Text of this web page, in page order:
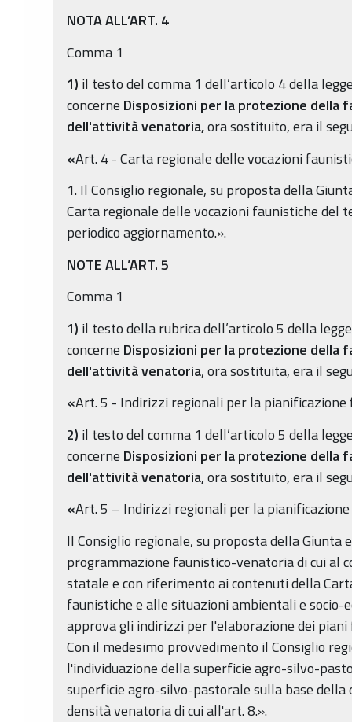
NOTA ALL’ART. 4
Comma 1
1) il testo del comma 1 dell’articolo 4 della
concerne Disposizioni per la protezione della
dell'attività venatoria,ora sostituito, era il
«Art. 4 - Carta regionale delle vocazioni
1. Il Consiglio regionale, su proposta della
Carta regionale delle vocazioni faunistiche del
periodico aggiornamento.».
NOTE ALL’ART. 5
Comma 1
1) il testo della rubrica dell’articolo 5 della
concerne Disposizioni per la protezione della
dell'attività venatoria, ora sostituita, era il
«Art. 5 - Indirizzi regionali per la
2) il testo del comma 1 dell’articolo 5 della
concerne Disposizioni per la protezione della
dell'attività venatoria,ora sostituito, era il
«Art. 5 – Indirizzi regionali per la
Il Consiglio regionale, su proposta della Giunta
programmazione faunistico-venatoria di cui al
statale e con riferimento ai contenuti della
faunistiche e alle situazioni ambientali e socio-
approva gli indirizzi per l'elaborazione dei
Con il medesimo provvedimento il Consiglio
l'individuazione della superficie agro-silvo-
superficie agro-silvo-pastorale sulla base della
densità venatoria di cui all'art. 8.».